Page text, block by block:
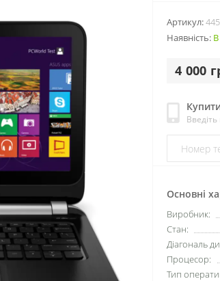
Артикул:
Наявність:
4 000
Основні
Виробник:
Стан:
Діагональ
Процесор:
Тип